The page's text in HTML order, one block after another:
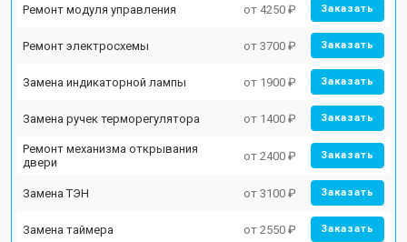
Ремонт модуля управления от 4250 ₽ Заказать
Ремонт электросхемы от 3700 ₽ Заказать
Замена индикаторной лампы от 1900 ₽ Заказать
Замена ручек терморегулятора от 1400 ₽ Заказать
Ремонт механизма открывания
двери
от 2400 ₽ Заказать
Замена ТЭН от 3100 ₽ Заказать
Замена таймера от 2550 ₽ Заказать